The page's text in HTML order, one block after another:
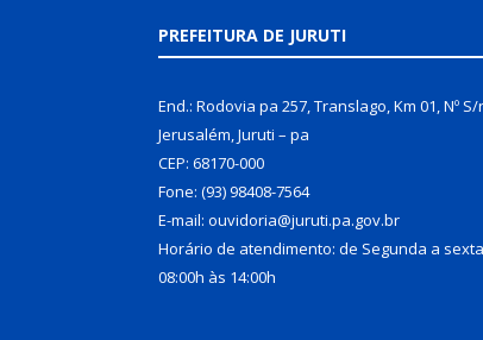
PREFEITURA DE JURUTI
End.: Rodovia pa 257, Translago, Km 01, Nº
Jerusalém, Juruti – pa
CEP: 68170-000
Fone: (93) 98408-7564
E-mail: ouvidoria@juruti.pa.gov.br
Horário de atendimento: de Segunda a
08:00h às 14:00h